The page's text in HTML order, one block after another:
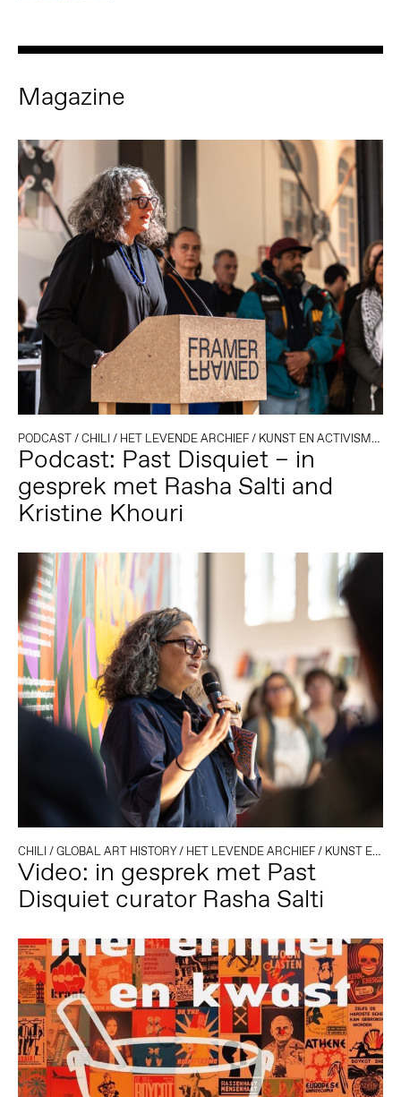
Magazine
PODCAST/CHILI/ HET LEVENDE ARCHIEF/ KUNST EN ACTIVISME /
Podcast: Past Disquiet – in
gesprek met Rasha Salti and
Kristine Khouri
CHILI/GLOBAL ART HISTORY/ HET LEVENDE ARCHIEF/ KUNST EN ACTIVISME
Video: in gesprek met Past
Disquiet curator Rasha Salti